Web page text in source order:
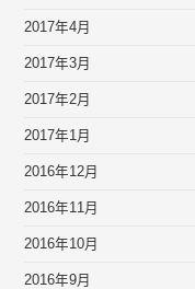
2017年4月
2017年3月
2017年2月
2017年1月
2016年12月
2016年11月
2016年10月
2016年9月